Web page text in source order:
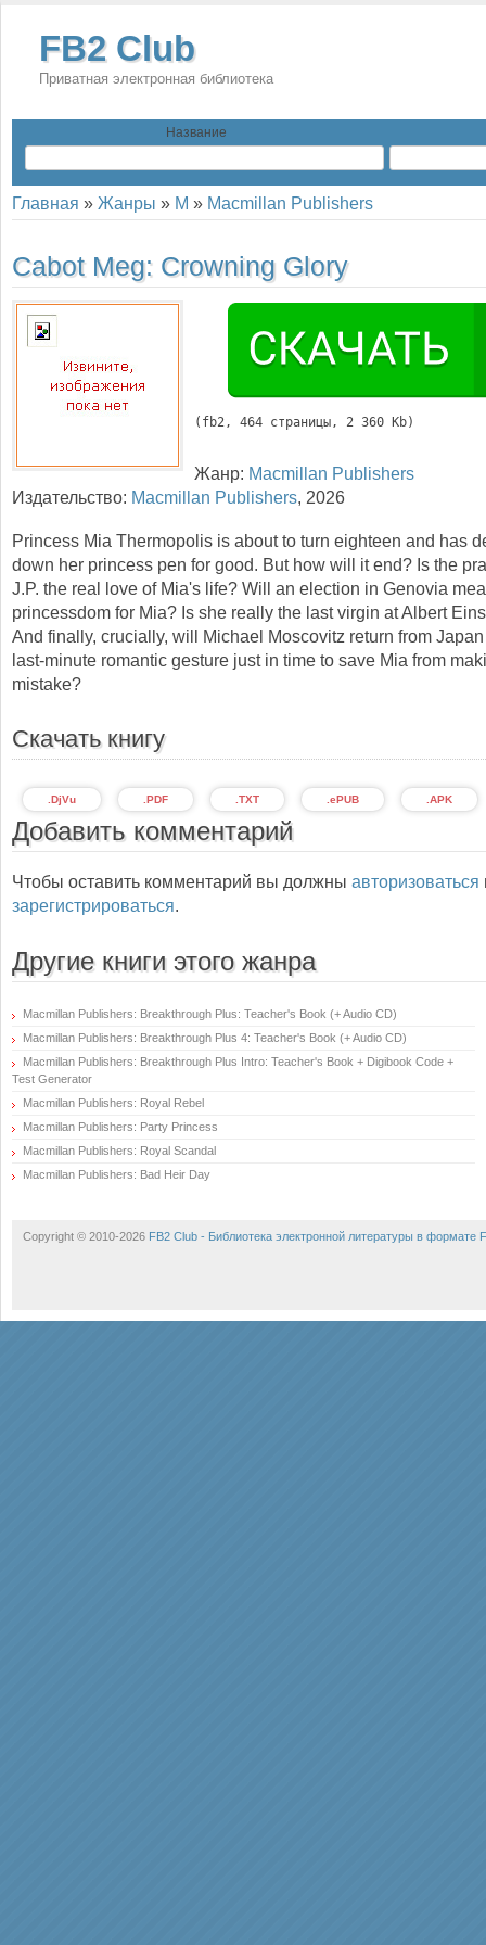
FB2 Club
Приватная электронная библиотека
Название
Главная » Жанры » M » Macmillan Publishers
Cabot Meg: Crowning Glory
( fb2, 464 страницы, 2 360 Kb)
Жанр: Macmillan Publishers
Издательство: Macmillan Publishers, 2026
Princess Mia Thermopolis is about to turn eighteen and has
down her princess pen for good. But how will it end? Is the
J.P. the real love of Mia's life? Will an election in Genovia
princessdom for Mia? Is she really the last virgin at Albert
And finally, crucially, will Michael Moscovitz return from
last-minute romantic gesture just in time to save Mia from
mistake?
Скачать книгу
.APK
.ePUB
.TXT
.PDF
.DjVu
Добавить комментарий
Чтобы оставить комментарий вы должны авторизоваться
зарегистрироваться.
Другие книги этого жанра
Macmillan Publishers: Breakthrough Plus: Teacher's Book (+ Audio CD)
Macmillan Publishers: Breakthrough Plus 4: Teacher's Book (+ Audio CD)
Macmillan Publishers: Breakthrough Plus Intro: Teacher's Book + Digibook Code +
Test Generator
Macmillan Publishers: Royal Rebel
Macmillan Publishers: Party Princess
Macmillan Publishers: Royal Scandal
Macmillan Publishers: Bad Heir Day
Copyright © 2010-2026 FB2 Club - Библиотека электронной литературы в формате